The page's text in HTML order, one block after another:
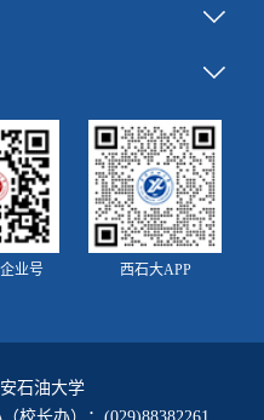
业号 西石大APP
石油大学